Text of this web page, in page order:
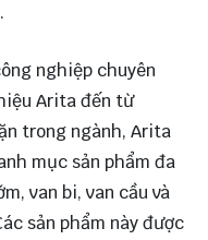
nghiệp chuyên
Arita đến từ
trong ngành, Arita
mục sản phẩm đa
van bi, van cầu và
sản phẩm này được